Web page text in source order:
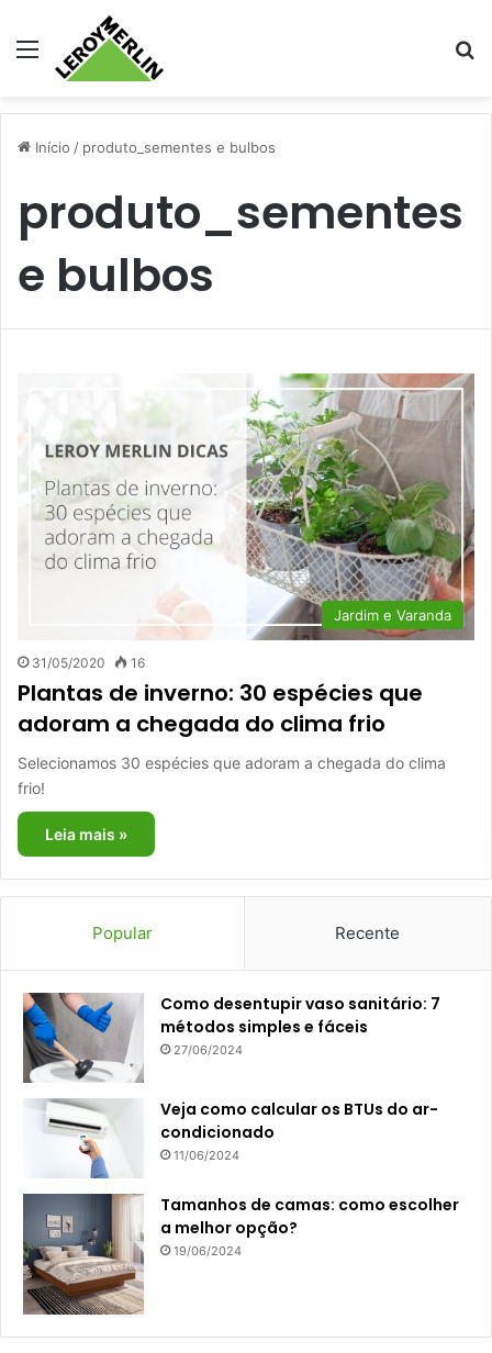
Menu
Início / produto_sementes e bulbos
produto_sementes
e bulbos
Jardim e Varanda
31/05/2020 16
Plantas de inverno: 30 espécies que
adoram a chegada do clima frio
Selecionamos 30 espécies que adoram a chegada do clima
frio!
Leia mais »
Popular Recente
Como desentupir vaso sanitário: 7
métodos simples e fáceis
27/06/2024
Veja como calcular os BTUs do ar-
condicionado
11/06/2024
Tamanhos de camas: como escolher
a melhor opção?
19/06/2024